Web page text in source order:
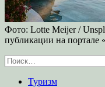
Фото: Lotte Meijer /
публикации на портале
Найти:
Туризм